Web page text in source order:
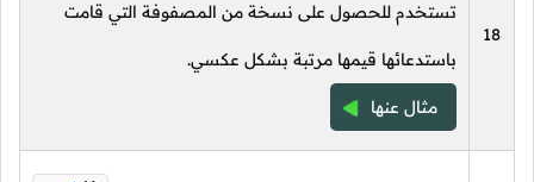
18
تستخدم للحصول على نسخة من المصفوفة التي قامت
باستدعائها قيمها مرتبة بشكل عكسي.
مثال عنها